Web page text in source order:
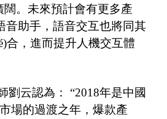
。未來預計會有更多產
助手，語音交互也將同其
合，進而提升人機交互體
云認為： “2018年是中國
場的過渡之年，爆款產